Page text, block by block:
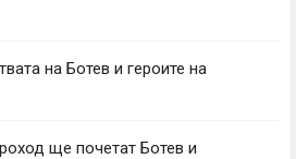
на Ботев и героите на
ще почетат Ботев и